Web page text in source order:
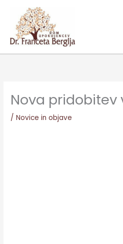
content
Nova pridobitev
/Novice in objave